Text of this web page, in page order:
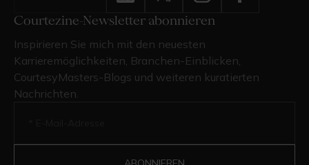
Courtezine-Newsletter abonnieren
Inspirieren Sie mich mit den neuesten
Karrieremöglichkeiten, Branchen-Einblicken,
CourtesyMasters-Blogs und weiteren kuratierten
Nachrichten.